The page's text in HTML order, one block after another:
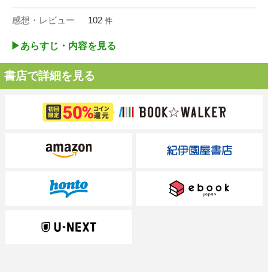
感想・レビュー 102 件
▶︎あらすじ・内容を見る
書店で詳細を見る